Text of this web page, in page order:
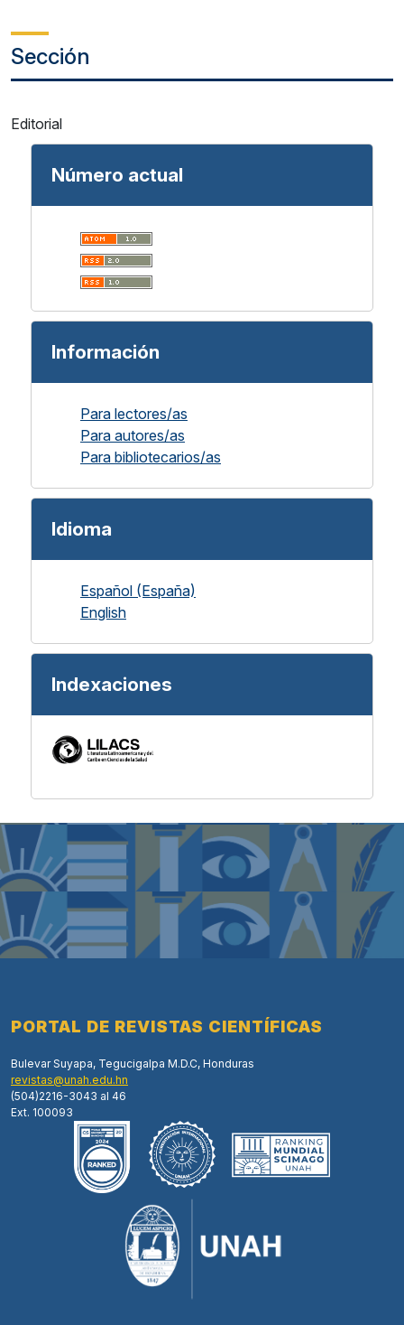
Sección
Editorial
Número actual
Información
Para lectores/as
Para autores/as
Para bibliotecarios/as
Idioma
Español (España)
English
Indexaciones
PORTAL DE REVISTAS CIENTÍFICAS
Bulevar Suyapa, Tegucigalpa M.D.C, Honduras
revistas@unah.edu.hn
(504)2216-3043 al 46
Ext. 100093